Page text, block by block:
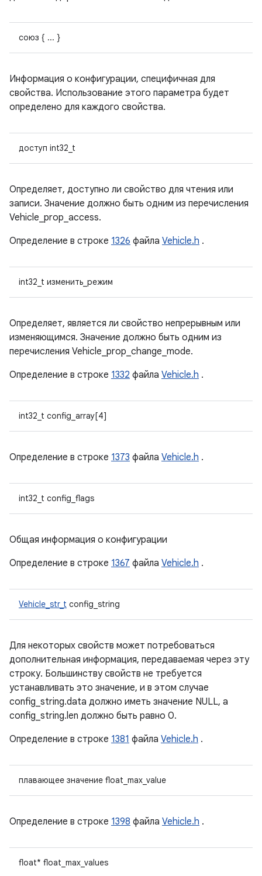
союз { ... }
Информация о конфигурации, специфичная для
свойства. Использование этого параметра будет
определено для каждого свойства.
доступ int32_t
Определяет, доступно ли свойство для чтения или
записи. Значение должно быть одним из перечисления
Vehicle_prop_access.
Определение в строке 1326 файла Vehicle.h .
int32_t изменить_режим
Определяет, является ли свойство непрерывным или
изменяющимся. Значение должно быть одним из
перечисления Vehicle_prop_change_mode.
Определение в строке 1332 файла Vehicle.h .
int32_t config_array[4]
Определение в строке 1373 файла Vehicle.h .
int32_t config_flags
Общая информация о конфигурации
Определение в строке 1367 файла Vehicle.h .
Vehicle_str_t config_string
Для некоторых свойств может потребоваться
дополнительная информация, передаваемая через эту
строку. Большинству свойств не требуется
устанавливать это значение, и в этом случае
config_string.data должно иметь значение NULL, а
config_string.len должно быть равно 0.
Определение в строке 1381 файла Vehicle.h .
плавающее значение float_max_value
Определение в строке 1398 файла Vehicle.h .
float* float_max_values